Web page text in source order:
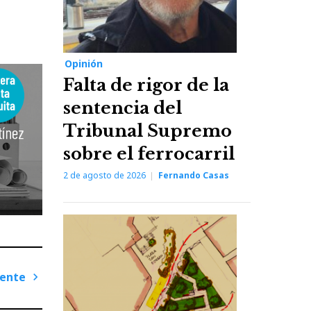
Opinión
Falta de rigor de la
sentencia del
Tribunal Supremo
sobre el ferrocarril
2 de agosto de 2026 Fernando Casas